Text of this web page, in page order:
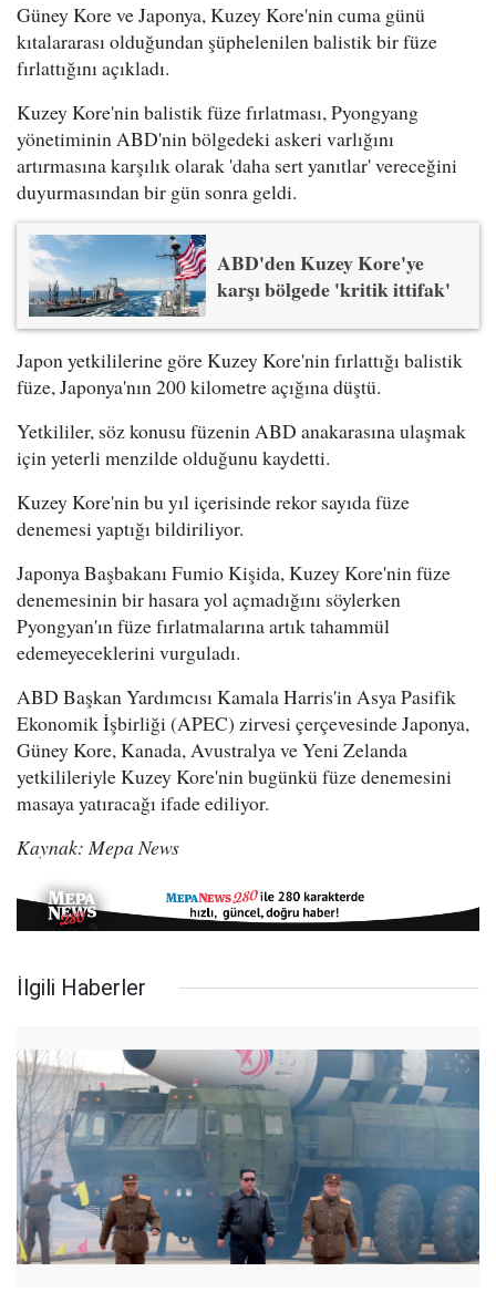
Güney Kore ve Japonya, Kuzey Kore'nin cuma günü
kıtalararası olduğundan şüphelenilen balistik bir füze
fırlattığını açıkladı.
Kuzey Kore'nin balistik füze fırlatması, Pyongyang
yönetiminin ABD'nin bölgedeki askeri varlığını
artırmasına karşılık olarak 'daha sert yanıtlar' vereceğini
duyurmasından bir gün sonra geldi.
ABD'den Kuzey Kore'ye
karşı bölgede 'kritik ittifak'
Japon yetkililerine göre Kuzey Kore'nin fırlattığı balistik
füze, Japonya'nın 200 kilometre açığına düştü.
Yetkililer, söz konusu füzenin ABD anakarasına ulaşmak
için yeterli menzilde olduğunu kaydetti.
Kuzey Kore'nin bu yıl içerisinde rekor sayıda füze
denemesi yaptığı bildiriliyor.
Japonya Başbakanı Fumio Kişida, Kuzey Kore'nin füze
denemesinin bir hasara yol açmadığını söylerken
Pyongyan'ın füze fırlatmalarına artık tahammül
edemeyeceklerini vurguladı.
ABD Başkan Yardımcısı Kamala Harris'inAsya Pasifik
Ekonomik İşbirliği (APEC) zirvesi çerçevesinde Japonya,
Güney Kore, Kanada, Avustralya ve Yeni Zelanda
yetkilileriyle Kuzey Kore'nin bugünkü füze denemesini
masaya yatıracağı ifade ediliyor.
Kaynak: Mepa News
İlgili Haberler